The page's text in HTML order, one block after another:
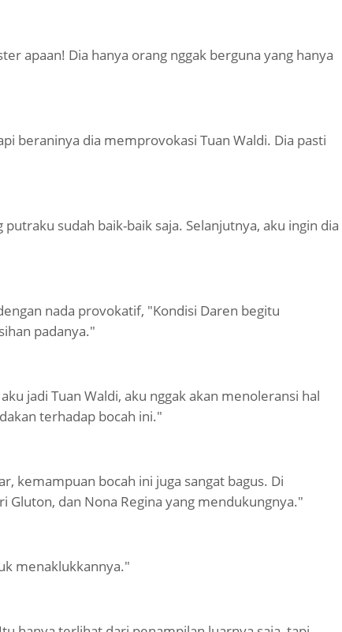
apaan! Dia hanya orang nggak berguna yang hanya
beraninya dia memprovokasi Tuan Waldi. Dia pasti
sudah baik-baik saja. Selanjutnya, aku ingin dia
nada provokatif, "Kondisi Daren begitu
padanya."
jadi Tuan Waldi, aku nggak akan menoleransi hal
terhadap bocah ini."
kemampuan bocah ini juga sangat bagus. Di
Gluton, dan Nona Regina yang mendukungnya."
menaklukkannya."